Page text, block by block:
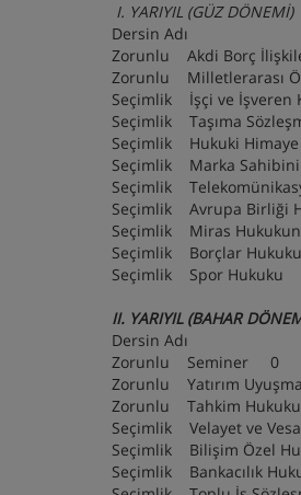
I. YARIYIL (GÜZ
Dersin Adı
Zorunlu Akdi Borç
Zorunlu Milletlerarası
Seçimlik İşçi ve
Seçimlik Taşıma
Seçimlik Hukuki
Seçimlik Marka
Seçimlik
Seçimlik Avrupa
Seçimlik Miras
Seçimlik Borçlar
Seçimlik Spor
II. YARIYIL (BAHAR
Dersin Adı
Zorunlu Seminer 0
Zorunlu Yatırım
Zorunlu Tahkim
Seçimlik Velayet ve
Seçimlik Bilişim Özel
Seçimlik Bankacılık